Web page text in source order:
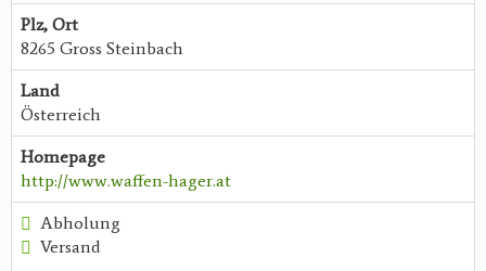
Plz, Ort
8265 Gross Steinbach
Land
Österreich
Homepage
http://www.waffen-hager.at
Abholung
Versand